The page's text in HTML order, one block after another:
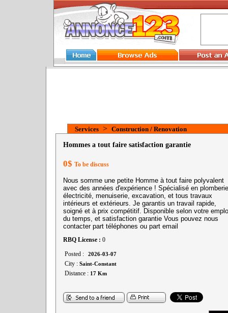
Services> Construction / Renovation
Hommes a tout faire satisfaction garantie
0$ To be discuss
Nous somme une petite Homme à tout faire polyvalent
avec des années d'expérience ! Spécialisé en
électricité, menuiserie, excavation, et tous travaux
intérieurs et extérieurs. Je garantis un travail rapide,
soigné et à prix compétitif. Disponible selon votre
du temps, et satisfaction garantie Vous pouvez nous
contacter part téléphones ou part email
RBQ License : 0
Posted :
2026-03-07
City : Saint-Constant
Distance : 17 Km